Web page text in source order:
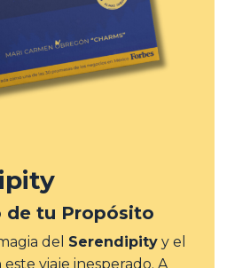
de tu Propósito
del Serendipity y el
este viaje inesperado. A